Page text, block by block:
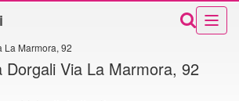
La Marmora, 92
Dorgali Via La Marmora, 92